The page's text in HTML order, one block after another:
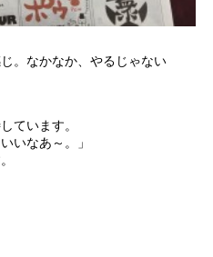
。なかなか、やるじゃない
ています。
いなあ～。」